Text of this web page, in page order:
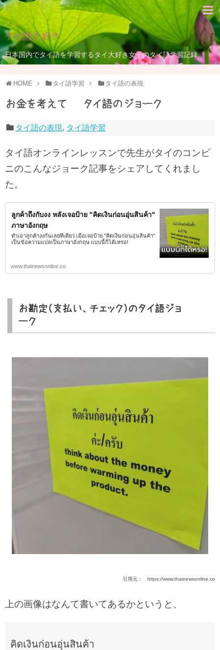
タイ語大好き
日本国内でタイ語を学習するタイ大好き女子のタイ語学習記録
HOME タイ語学習 タイ語の表現
お金を考えて – タイ語のジョーク
タイ語の表現, タイ語学習
タイ語オンラインレッスンで先生がタイのコンビ
ニのこんなジョーク記事をシェアしてくれまし
た。
ลูกค้าถึงกับงง หลังเจอป้าย "คิดเงินก่อนอุ่นสินค้า"
ภาษาอังกฤษ
ทำเอาลูกค้างงกันเลยทีเดียว เมื่อเจอป้าย "คิดเงินก่อนอุ่นสินค้า"
เป็นข้อความแปลเป็นภาษาอังกฤษ แบบนี้ก็ได้เหรอ!
www.thainewsonline.co
お勘定（支払い、チェック）のタイ語ジョ
ーク
引用元： https://www.thainewsonline.co
上の画像はなんて書いてあるかというと、
คิดเงินก่อนอุ่นสินค้า